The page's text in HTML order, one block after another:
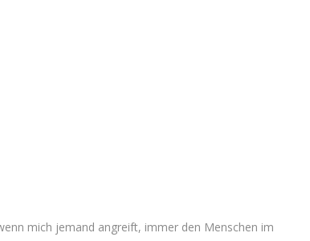
mich jemand angreift, immer den Menschen im